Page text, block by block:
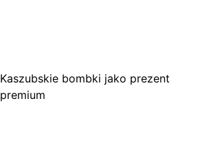
Kaszubskie bombki jako prezent
premium